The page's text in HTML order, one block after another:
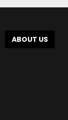
ABOUT US